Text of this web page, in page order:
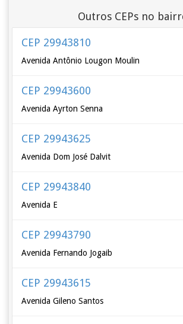
Outros CEPs no
CEP 29943810
Avenida Antônio Lougon Moulin
CEP 29943600
Avenida Ayrton Senna
CEP 29943625
Avenida Dom José Dalvit
CEP 29943840
Avenida E
CEP 29943790
Avenida Fernando Jogaib
CEP 29943615
Avenida Gileno Santos